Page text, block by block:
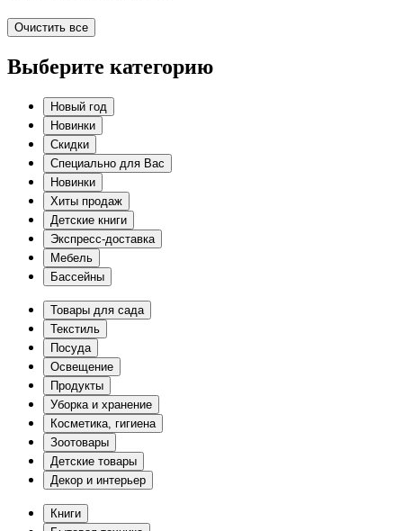
Очистить все
Выберите категорию
Новый год
Новинки
Скидки
Специально для Вас
Новинки
Хиты продаж
Детские книги
Экспресс-доставка
Мебель
Бассейны
Товары для сада
Текстиль
Посуда
Освещение
Продукты
Уборка и хранение
Косметика, гигиена
Зоотовары
Детские товары
Декор и интерьер
Книги